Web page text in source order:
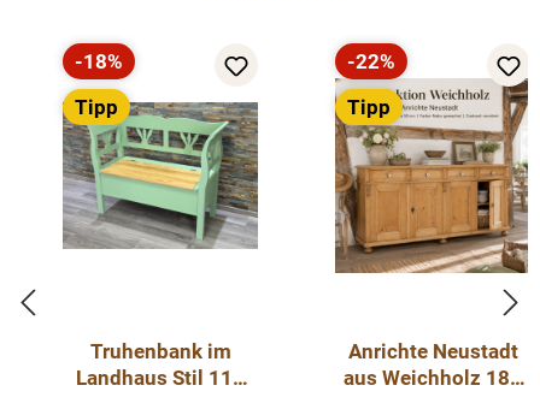
Rabatt
-18%
Tipp
Truhenbank im
Landhaus Stil 117
Rabatt
-22%
Tipp
Anrichte Neustadt
aus Weichholz 180